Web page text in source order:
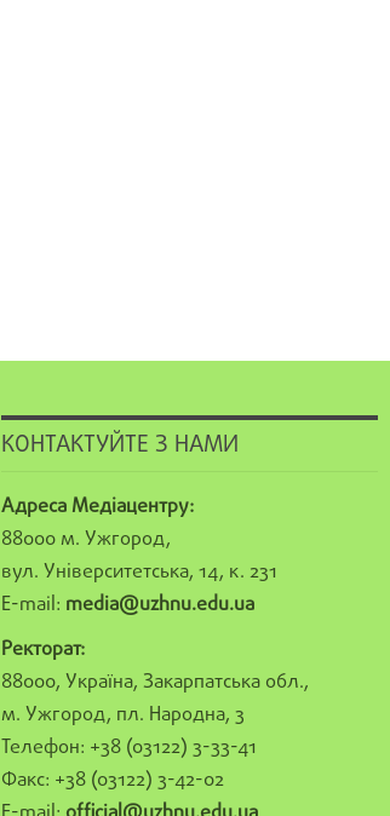
КОНТАКТУЙТЕ З НАМИ
Адреса Медіацентру:
88000 м. Ужгород,
вул. Університетська, 14, к. 231
E-mail: media@uzhnu.edu.ua
Ректорат:
88000, Україна, Закарпатська обл.,
м. Ужгород, пл. Народна, 3
Телефон: +38 (03122) 3-33-41
Факс: +38 (03122) 3-42-02